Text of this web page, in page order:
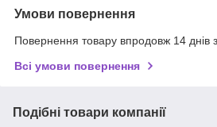
Умови повернення
Повернення товару впродовж 14 днів
Всі умови повернення
Подібні товари компанії